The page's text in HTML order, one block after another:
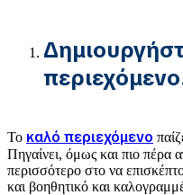
περιεχόμενο
Το καλό περιεχόμενο
Πηγαίνει, όμως και πιο πέρα
περισσότερο στο να
και βοηθητικό και